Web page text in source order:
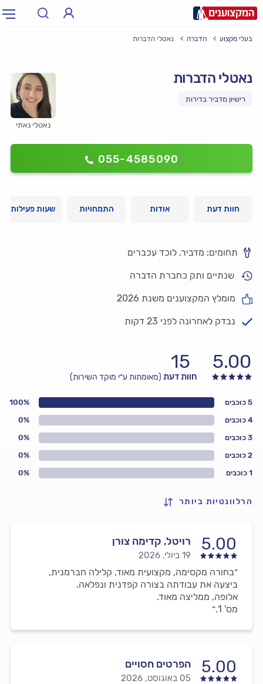
בעלי מקצוע הדברה נאטלי הדברות
נאטלי נאתי
נאטלי הדברות
רישיון מדביר בדירות
055-4585090
חוות דעת אודות התמחויות שעות פעילות
תחומים: מדביר, לוכד עכברים
שנתיים ותק כחברת הדברה
מומלץ המקצוענים משנת 2026
נבדק לאחרונה לפני 23 דקות
5.00
15
חוות דעת (מאומתות ע״י מוקד השירות)
1 כוכבים 0%
2 כוכבים 0%
3 כוכבים 0%
4 כוכבים 0%
5 כוכבים 100%
הרלוונטיות ביותר
5.00 רויטל, קדימה צורן
19 ביולי, 2026
״בחורה מקסימה, מקצועית מאוד, קלילה חברמנית,
ביצעה את עבודתה בצורה קפדנית ונפלאה.
אלופה, ממליצה מאוד.
מס' 1.״
5.00 הפרטים חסויים
05 באוגוסט, 2026